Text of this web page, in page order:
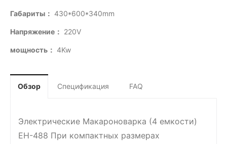
Габариты： 430*600*340mm
Напряжение： 220V
мощность： 4Kw
Обзор Спецификация FAQ
Электрические Макароноварка (4 емкости)
EH-488 При компактных размерах